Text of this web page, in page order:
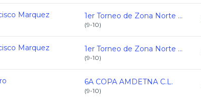
Marquez 1er Torneo de Zona Norte CL2026 -
(9-10)
Marquez 1er Torneo de Zona Norte CL2026 -
(9-10)
6A COPA AMDETNA C.L.
(9-10)